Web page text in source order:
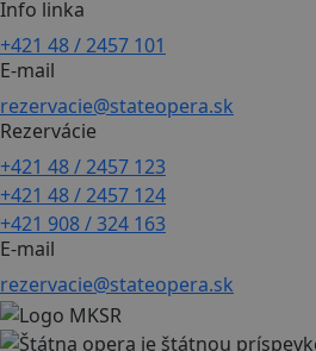
Info linka
+421 48 / 2457 101
E-mail
rezervacie@stateopera.sk
Rezervácie
+421 48 / 2457 123
+421 48 / 2457 124
+421 908 / 324 163
E-mail
rezervacie@stateopera.sk